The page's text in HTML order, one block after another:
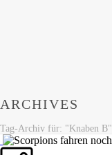
ARCHIVES
Tag-Archiv für: "Knaben B"